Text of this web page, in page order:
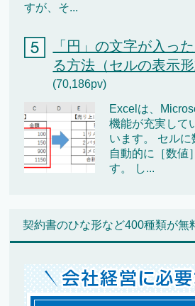
すが、そ...
「円」の文字が入っ
る方法（セルの表示形
(70,186pv)
Excelは、
機能が充実して
います。 セルに
自動的に［数値
す。 し...
契約書のひな形など400種類が無